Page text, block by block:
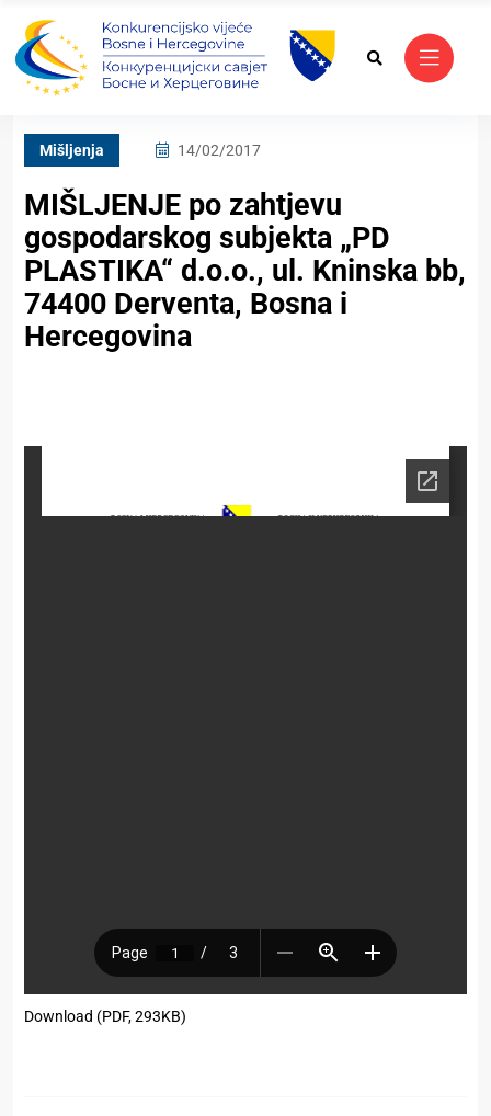
Mišljenja 14/02/2017
MIŠLJENJE po zahtjevu
gospodarskog subjekta „PD
PLASTIKA“ d.o.o., ul. Kninska bb,
74400 Derventa, Bosna i
Hercegovina
Download (PDF, 293KB)